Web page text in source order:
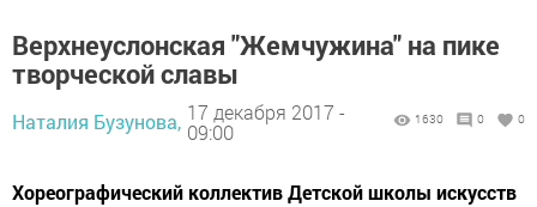
Верхнеуслонская "Жемчужина" на пике
творческой славы
Наталия Бузунова, 17 декабря 2017 -
09:00
1630 0 0
Хореографический коллектив Детской школы искусств